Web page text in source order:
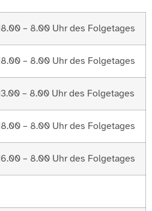
– 8.00 Uhr des Folgetages
– 8.00 Uhr des Folgetages
– 8.00 Uhr des Folgetages
– 8.00 Uhr des Folgetages
– 8.00 Uhr des Folgetages